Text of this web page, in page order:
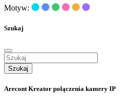
Motyw:
Szukaj
Szukaj
Arecont Kreator połączenia kamery IP